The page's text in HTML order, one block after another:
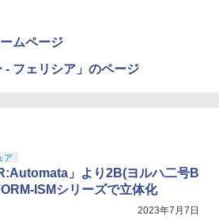
時〜8月11日1時59分まで】CYMA OZ
ARMAMENT タイプ フリップアッ
プ BUIS リアサイト/アイアンサイト サ
バゲー
TECHNOLOGY 強化ピスト
ヘッド KSC/KWA Gシリーズ◆ピスト
カップ Oリング 補修や強化に！ G17
量 クリスマス 贈り物 子供 リモコン付
誕生日 ロータリー 浮遊
BLINDBOX ディズニー プリン
セス On the Run シリーズ ブラインドボ
ックス フィギュア ガチャガチャ コレク
POP MART 公式ストア】THE MONS
TERS Big into Energy シリーズ ぬいぐ
るみペンダント 【1ピース】 エナジーラ
ックスファクトリー PLAMATEA MX
ちゃん 組み立て式プラモデル ノンスケ
ール 全高約160mm
機動戦士ガンダム00 グラハム専用ユ
オンフラッグカスタム 1/144スケール
分け済みプラモデル
￥2,666
3,815
2,600
彫刻 耐久 繰返し ハンドメイドネイル
タイプ)
ムページ
フェリシア」のページ
ア
」より2B(ヨルハ二号B
ISMシリーズで立体化
2023年7月7日